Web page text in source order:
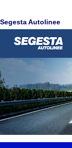
Segesta Autolinee